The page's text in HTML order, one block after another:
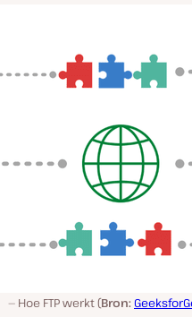
Hoe FTP werkt (Bron: